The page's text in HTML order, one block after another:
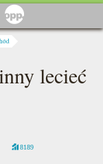
Twitter
lecieć
8189